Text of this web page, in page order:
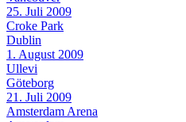
25. Juli 2009
Croke Park
Dublin
1. August 2009
Ullevi
Göteborg
21. Juli 2009
Amsterdam Arena